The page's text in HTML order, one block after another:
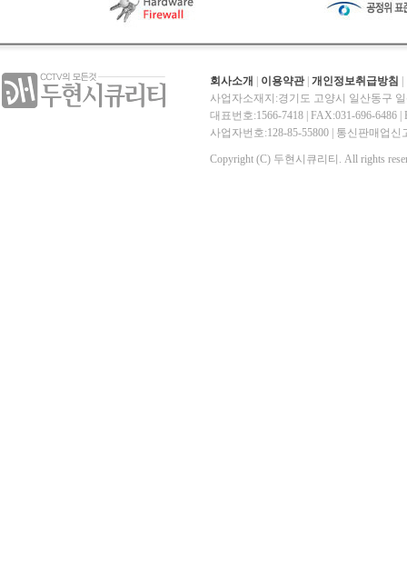
회사소개 이용약관| 개인정보취급방침
사업자소재지:경기도 고양시 일산동구
대표번호:1566-7418 | FAX:031-696-6486 |
사업자번호:128-85-55800 | 통신판매업
Copyright (C) 두현시큐리티. All rights